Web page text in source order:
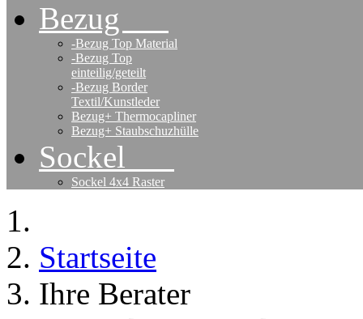
Bezug
-Bezug Top Material
-Bezug Top
einteilig/geteilt
-Bezug Border
Textil/Kunstleder
Bezug+ Thermocapliner
Bezug+ Staubschuzhülle
Sockel
Sockel 4x4 Raster
Startseite
Ihre Berater